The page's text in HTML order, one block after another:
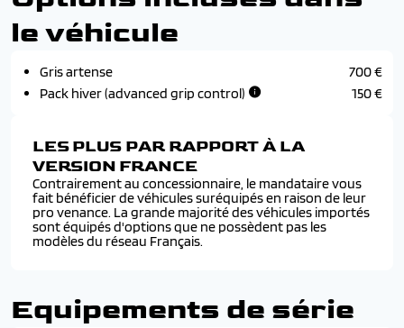
le véhicule
Gris artense
700 €
Pack hiver (advanced grip control)
150 €
LES PLUS PAR RAPPORT À LA
VERSION FRANCE
Contrairement au concessionnaire, le mandataire vous
fait bénéficier de véhicules suréquipés en raison de leur
pro venance. La grande majorité des véhicules importés
sont équipés d'options que ne possèdent pas les
modèles du réseau Français.
Equipements de série